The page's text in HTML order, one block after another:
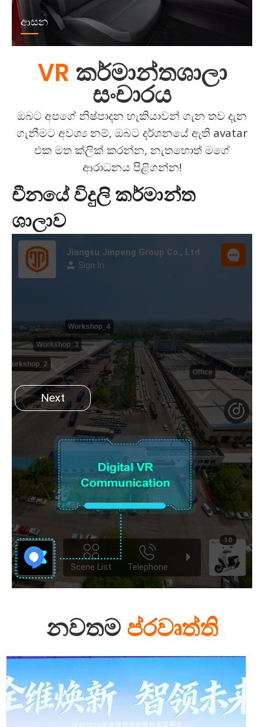
ආසන
VR කර්මාන්තශාලා
සංචාරය
ඔබට අපගේ නිෂ්පාදන හැකියාවන් ගැන තව දැන
ගැනීමට අවශ්‍ය නම්, ඔබට දර්ශනයේ ඇති avatar
එක මත ක්ලික් කරන්න, නැතහොත් මගේ
ආරාධනය පිළිගන්න!
චීනයේ විදුලි කර්මාන්ත
ශාලාව
නවතමප්රවෘත්ති